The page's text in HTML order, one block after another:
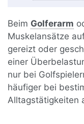
Beim Golferarm
Muskelansätze
gereizt oder
einer
nur bei
häufiger bei
Alltagstätigkeiten